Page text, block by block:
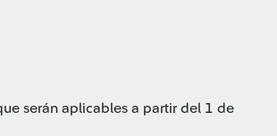
serán aplicables a partir del 1 de